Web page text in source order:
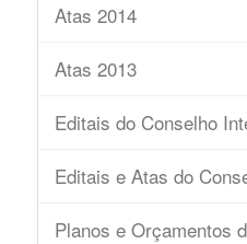
Atas 2014
Atas 2013
Editais do Conselho
Editais e Atas do
Planos e Orçamentos